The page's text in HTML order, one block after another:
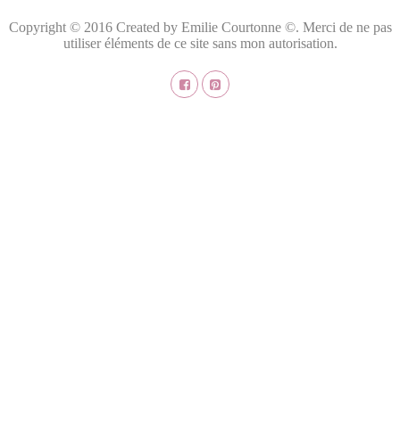
Copyright © 2016 Created by Emilie Courtonne ©. Merci de ne pas
utiliser éléments de ce site sans mon autorisation.